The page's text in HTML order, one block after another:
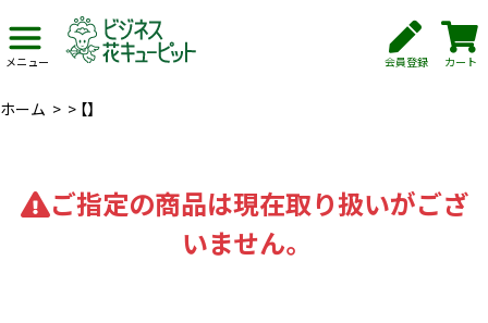
メニュー 会員登録 カート
ホーム > > 【】
ご指定の商品は現在取り扱いがござ
いません。